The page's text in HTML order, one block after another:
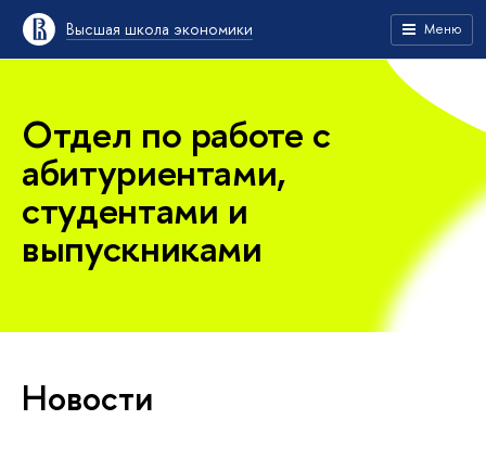
Высшая школа экономики Меню
Отдел по работе с
абитуриентами,
студентами и
выпускниками
Новости